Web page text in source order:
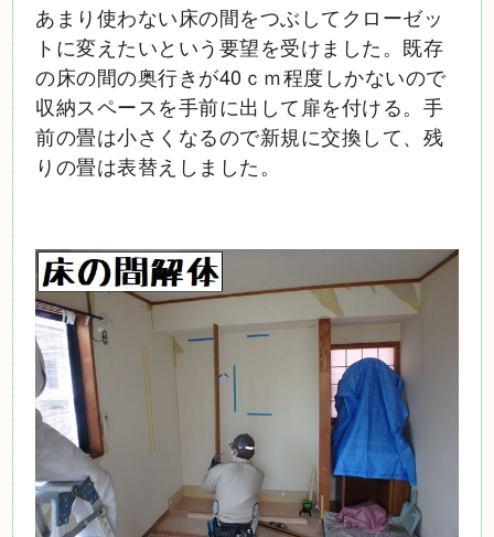
あまり使わない床の間をつぶしてクローゼッ
トに変えたいという要望を受けました。既存
の床の間の奥行きが40ｃｍ程度しかないので
収納スペースを手前に出して扉を付ける。手
前の畳は小さくなるので新規に交換して、残
りの畳は表替えしました。